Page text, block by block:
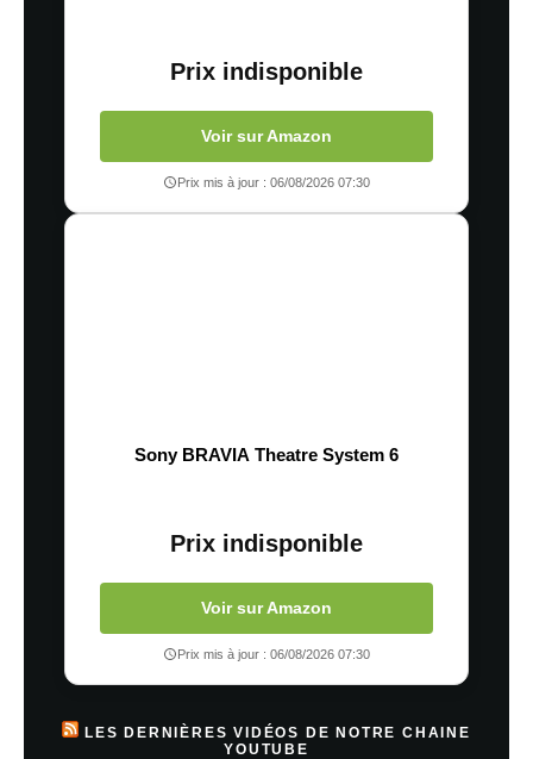
Prix indisponible
Voir sur Amazon
Prix mis à jour : 06/08/2026 07:30
Sony BRAVIA Theatre System 6
Prix indisponible
Voir sur Amazon
Prix mis à jour : 06/08/2026 07:30
LES DERNIÈRES VIDÉOS DE NOTRE CHAINE
YOUTUBE